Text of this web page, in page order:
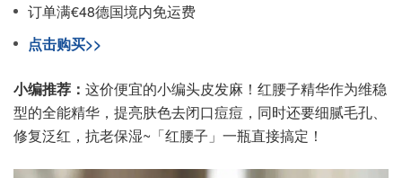
订单满€48德国境内免运费
点击购买>>
小编推荐： 这价便宜的小编头皮发麻！红腰子精华作为维稳
型的全能精华，提亮肤色去闭口痘痘，同时还要细腻毛孔、
修复泛红，抗老保湿~「红腰子」一瓶直接搞定！